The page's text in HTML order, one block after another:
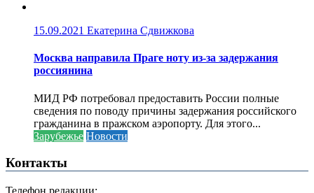
15.09.2021 Екатерина Сдвижкова
Москва направила Праге ноту из-за задержания
россиянина
МИД РФ потребовал предоставить России полные
сведения по поводу причины задержания российского
гражданина в пражском аэропорту. Для этого...
Зарубежье Новости
Контакты
Телефон редакции: